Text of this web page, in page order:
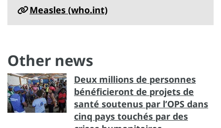
Measles (who.int)
Other news
Deux millions de personnes
bénéficieront de projets de
santé soutenus par l’OPS dans
cinq pays touchés par des